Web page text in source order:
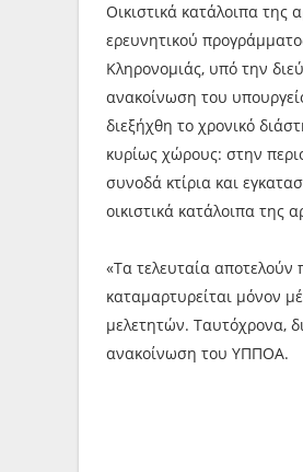
Οικιστικά κατάλοιπα της
ερευνητικού
Κληρονομιάς, υπό την
ανακοίνωση του
διεξήχθη το χρονικό
κυρίως χώρους: στην
συνοδά κτίρια και
οικιστικά κατάλοιπα της
«Τα τελευταία αποτελούν
καταμαρτυρείται μόνον
μελετητών. Ταυτόχρονα,
ανακοίνωση του ΥΠΠΟΑ.